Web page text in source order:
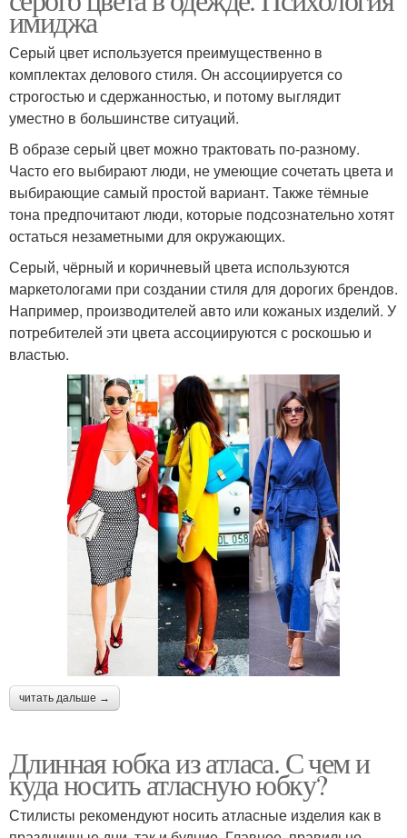
имиджа
Серый цвет используется преимущественно в
комплектах делового стиля. Он ассоциируется со
строгостью и сдержанностью, и потому выглядит
уместно в большинстве ситуаций.
В образе серый цвет можно трактовать по-разному.
Часто его выбирают люди, не умеющие сочетать цвета и
выбирающие самый простой вариант. Также тёмные
тона предпочитают люди, которые подсознательно хотят
остаться незаметными для окружающих.
Серый, чёрный и коричневый цвета используются
маркетологами при создании стиля для дорогих брендов.
Например, производителей авто или кожаных изделий. У
потребителей эти цвета ассоциируются с роскошью и
властью.
читать дальше →
Длинная юбка из атласа. С чем и
куда носить атласную юбку?
Стилисты рекомендуют носить атласные изделия как в